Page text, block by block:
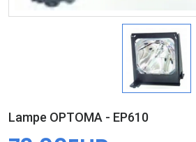
Lampe OPTOMA - EP610